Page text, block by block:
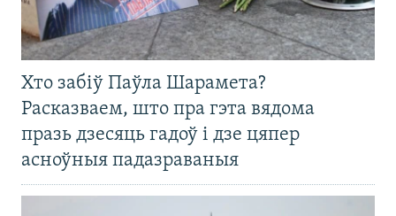
Хто забіў Паўла Шарамета?
Расказваем, што пра гэта вядома
празь дзесяць гадоў і дзе цяпер
асноўныя падазраваныя